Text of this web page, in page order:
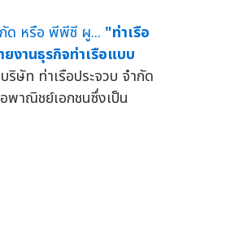
"ท่าเรือ
งานธุรกิจท่าเรือแบบ
ษัท ท่าเรือประจวบ จำกัด
พาณิชย์เอกชนซึ่งเป็น